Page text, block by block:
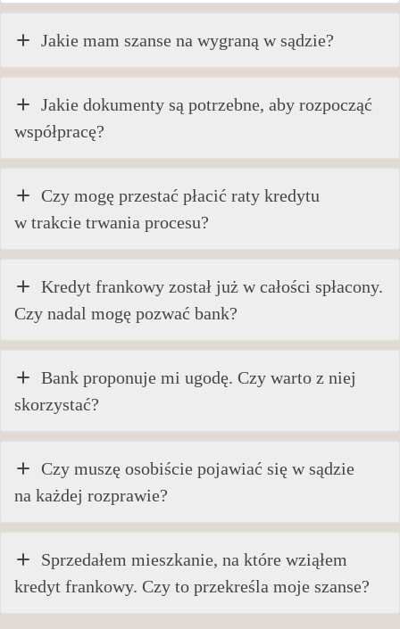
Jakie mam szanse na wygraną w sądzie?
Jakie dokumenty są potrzebne, aby rozpocząć
współpracę?
Czy mogę przestać płacić raty kredytu
w trakcie trwania procesu?
Kredyt frankowy został już w całości spłacony.
Czy nadal mogę pozwać bank?
Bank proponuje mi ugodę. Czy warto z niej
skorzystać?
Czy muszę osobiście pojawiać się w sądzie
na każdej rozprawie?
Sprzedałem mieszkanie, na które wziąłem
kredyt frankowy. Czy to przekreśla moje szanse?